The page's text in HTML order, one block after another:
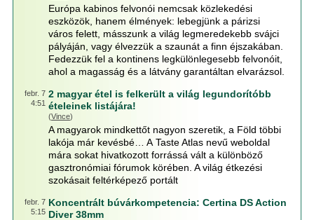
Európa kabinos felvonói nemcsak közlekedési
eszközök, hanem élmények: lebegjünk a párizsi
város felett, másszunk a világ legmeredekebb svájci
pályáján, vagy élvezzük a szaunát a finn éjszakában.
Fedezzük fel a kontinens legkülönlegesebb felvonóit,
ahol a magasság és a látvány garantáltan elvarázsol.
febr. 7
4:51
2 magyar étel is felkerült a világ legundorítóbb
ételeinek listájára!
(Vince)
A magyarok mindkettőt nagyon szeretik, a Föld többi
lakója már kevésbé… A Taste Atlas nevű weboldal
mára sokat hivatkozott forrássá vált a különböző
gasztronómiai fórumok körében. A világ étkezési
szokásait feltérképező portált
febr. 7
5:15
Koncentrált búvárkompetencia: Certina DS Action
Diver 38mm